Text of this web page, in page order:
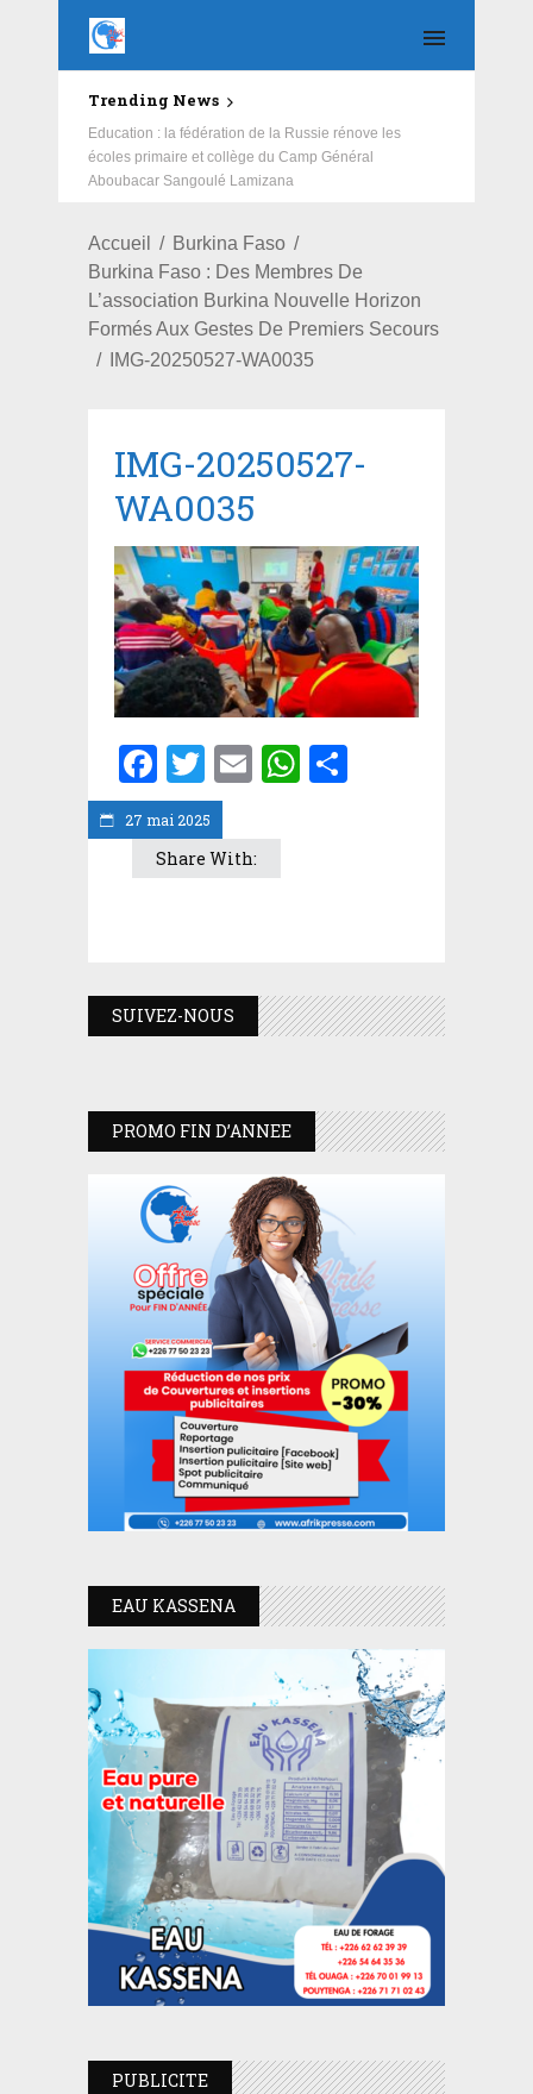
Trending News
Education : la fédération de la Russie rénove les
écoles primaire et collège du Camp Général
Aboubacar Sangoulé Lamizana
Accueil
Burkina Faso
Burkina Faso : Des Membres De
L’association Burkina Nouvelle Horizon
Formés Aux Gestes De Premiers Secours
IMG-20250527-WA0035
27 mai 2025
IMG-20250527-
WA0035
Facebook
Twitter
EmailWhatsApp
Share With:
SUIVEZ-NOUS
PROMO FIN D’ANNEE
EAU KASSENA
PUBLICITE